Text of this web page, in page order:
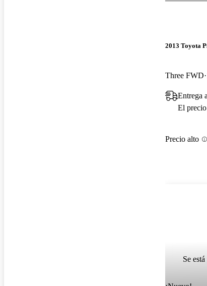
2013 Toyota
Three FWD
Entrega
El
Precio alto
Se